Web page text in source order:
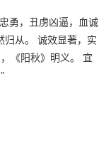
勇，丑虏凶逼，血诚
归从。 诚效显著，实
《阳秋》明义。 宜